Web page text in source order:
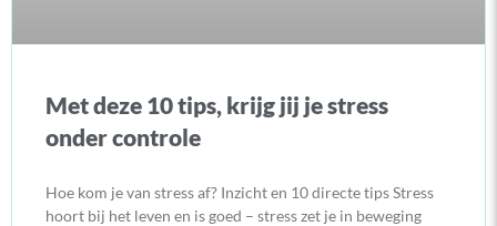
Met deze 10 tips, krijg jij je stress
onder controle
Hoe kom je van stress af? Inzicht en 10 directe tips Stress
hoort bij het leven en is goed – stress zet je in beweging